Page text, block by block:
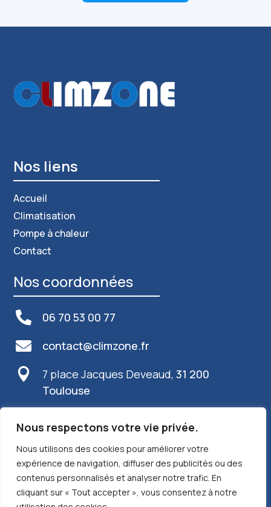
Nous respectons votre vie privée.
Nous utilisons des cookies pour améliorer votre
expérience de navigation, diffuser des publicités ou des
contenus personnalisés et analyser notre trafic. En
cliquant sur « Tout accepter », vous consentez à notre
Nos liens
Accueil
Climatisation
Pompe à chaleur
Contact
Nos coordonnées
 06 70 53 00 77
 contact@climzone.fr
 7 place Jacques Deveaud, 31 200
Toulouse
Info plus
I Mentions légales
I Plan du site